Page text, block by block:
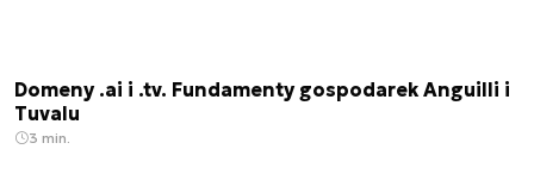
Domeny .ai i .tv. Fundamenty gospodarek Anguilli i
Tuvalu
3 min.